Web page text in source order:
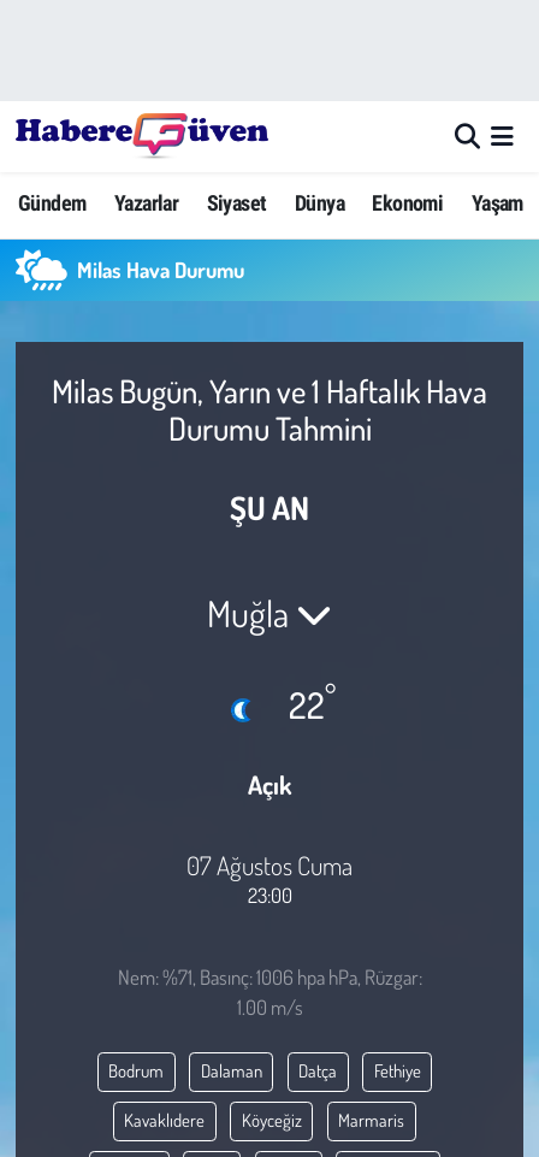
Gündem Yazarlar Siyaset Dünya Ekonomi Yaşam
Milas Hava Durumu
Milas Bugün, Yarın ve 1 Haftalık Hava
Durumu Tahmini
ŞU AN
Muğla
22°
Açık
07 Ağustos Cuma
23:00
Nem: %71, Basınç: 1006 hpa hPa, Rüzgar:
1.00 m/s
Bodrum Dalaman Datça Fethiye
Kavaklıdere Köyceğiz Marmaris
Yazarlar
Dünya
Siyaset
Ekonomi
Yaşam
Hayvan Hakları
Çevre
Hava Durumu
Trafik Durumu
Süper Lig Puan Durumu ve Fikstür
Tüm Manşetler
Son Dakika Haberleri